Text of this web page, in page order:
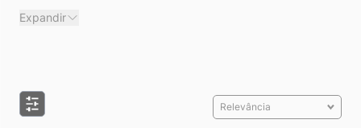
pessoas. Aqui na
Como funciona um bebedouro industrial?
Expandir
Relevância